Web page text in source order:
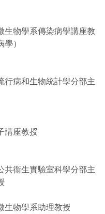
生物學系傳染病學講座教
）
行病和生物統計學分部主
講座教授
共衞生實驗室科學分部主
生物學系助理教授